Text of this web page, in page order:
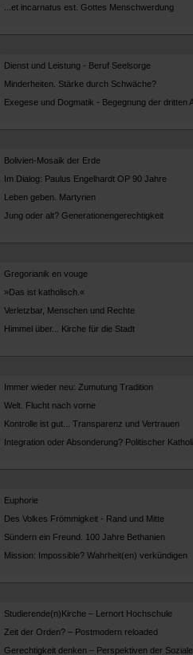
...et incarnatus est. Gottes Menschwerdung
Dienst und Leistung - Beruf Seelsorge
Minderheiten. Stärke durch Schwäche?
Exegese und Dogmatik - Begegnung der dritten
Bolivien-Mosaik der Erde
Im Dialog: Paulus Engelhardt OP 90 Jahre
Leben geben. Martyrien
Jung oder alt? Generationengerechtigkeit
Gregorianik en vouge
»Das ist katholisch.«
Verletzbar, Menschen und Rechte
Himmel über... Kirche für die Stadt
Immer wieder neu: Zumutung Tradition
Welt. Flucht nach vorne
Kontrolle ist gut... Transparenz und Vertrauen
Integration oder Absonderung? Politischer
Euphorie
Des Volkes Frömmigkeit - Rand und Mitte
Sündern ein Freund. 100 Jahre Bethanien
Mission: Impossible? Wahrheit(en) verkündigen
Studierende(n)Kirche – Lernort Hochschule
Zeit der Orden? – Postmodern reloaded
Gerechtigkeit denken – Perspektiven der